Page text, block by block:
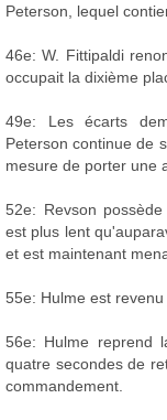
Peterson, lequel
46e: W. Fittipaldi
occupait la dixième
49e: Les écarts
Peterson continue de
mesure de porter une
52e: Revson
est plus lent
et est maintenant
55e: Hulme est
56e: Hulme reprend
quatre secondes de
commandement.